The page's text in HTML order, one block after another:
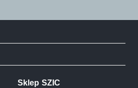
Sklep SZIC